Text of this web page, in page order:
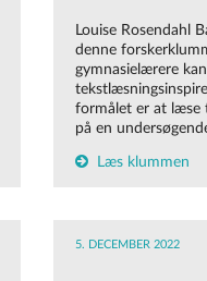
Louise Rosendahl
denne
gymnasielærere
formålet er at læse
på en
Læs klummen
5. DECEMBER 2022